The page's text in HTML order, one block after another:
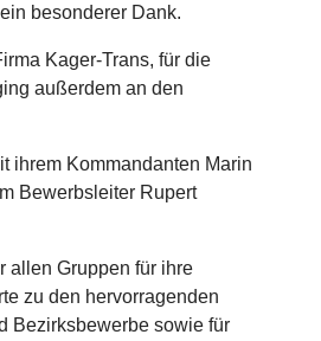
besonderer Dank.
Kager-Trans, für die
außerdem an den
ihrem Kommandanten Marin
Bewerbsleiter Rupert
allen Gruppen für ihre
zu den hervorragenden
Bezirksbewerbe sowie für